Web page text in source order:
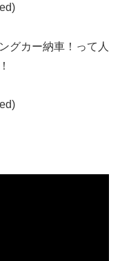
グカー納車！って人